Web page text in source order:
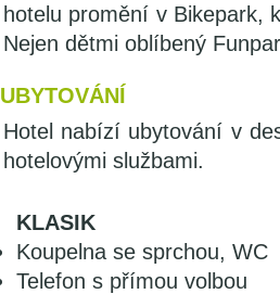
hotelu promění v Bikepark,
Nejen dětmi oblíbený
UBYTOVÁNÍ
Hotel nabízí ubytování v
hotelovými službami.
KLASIK
Koupelna se sprchou, WC
Telefon s přímou volbou